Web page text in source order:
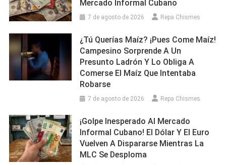
Mercado Informal Cubano
7 de agosto de 2026 Repa Chismes
¿Tú Querías Maíz? ¡Pues Come Maíz!
Campesino Sorprende A Un
Presunto Ladrón Y Lo Obliga A
Comerse El Maíz Que Intentaba
Robarse
7 de agosto de 2026 Repa Chismes
¡Golpe Inesperado Al Mercado
Informal Cubano! El Dólar Y El Euro
Vuelven A Dispararse Mientras La
MLC Se Desploma